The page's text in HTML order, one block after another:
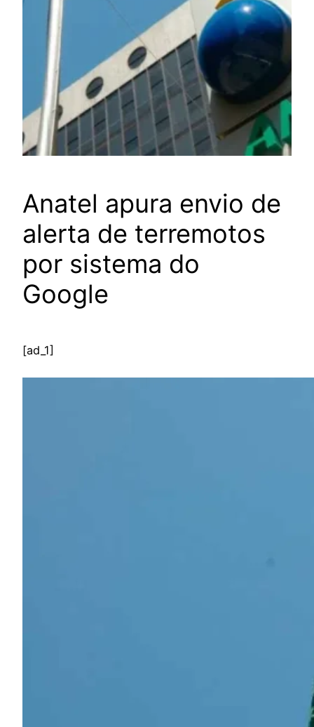
Anatel apura envio de
alerta de terremotos
por sistema do
Google
[ad_1]